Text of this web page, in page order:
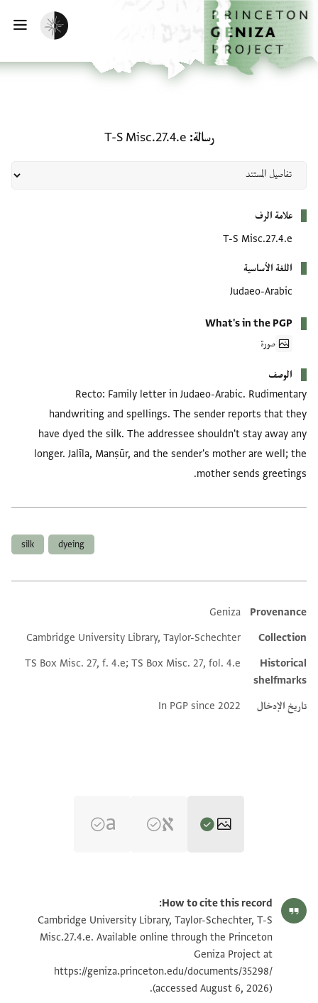
إلى المحتوى الرئيسي
الرئيسية
تفعيل الوضع المظلم
رسالة T-S Misc.27.4.e
علامة الرف
T-S Misc.27.4.e
اللغة الأساسية
Judaeo-Arabic
What's in the PGP
صورة
الوصف
Recto: Family letter in Judaeo-Arabic. Rudimentary
handwriting and spellings. The sender reports that they
have dyed the silk. The addressee shouldn't stay away any
longer. Jalīla, Manṣūr, and the sender's mother are well; the
mother sends greetings.
dyeing
silk
Additional metadata
Provenance
Geniza
Collection
Cambridge University Library, Taylor-Schechter
Historical
shelfmarks
TS Box Misc. 27, f. 4.e; TS Box Misc. 27, fol. 4.e
تاريخ الإدخال In PGP since 2022
T-S Misc.27.4.e 1v
عرض :T-S Misc.27.4.e
بيان أذونات الصورة
How to cite this record:
Cambridge University Library, Taylor-Schechter, T-S
Misc.27.4.e. Available online through the Princeton
Geniza Project at
https://geniza.princeton.edu/documents/35298/
(accessed August 6, 2026).